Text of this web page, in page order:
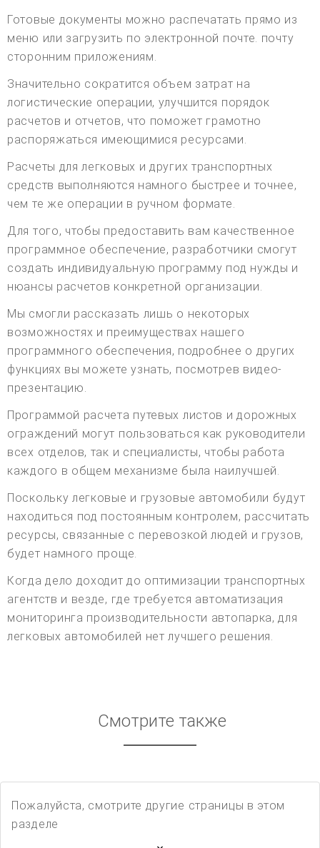
Готовые документы можно распечатать прямо из
меню или загрузить по электронной почте. почту
сторонним приложениям.
Значительно сократится объем затрат на
логистические операции, улучшится порядок
расчетов и отчетов, что поможет грамотно
распоряжаться имеющимися ресурсами.
Расчеты для легковых и других транспортных
средств выполняются намного быстрее и точнее,
чем те же операции в ручном формате.
Для того, чтобы предоставить вам качественное
программное обеспечение, разработчики смогут
создать индивидуальную программу под нужды и
нюансы расчетов конкретной организации.
Мы смогли рассказать лишь о некоторых
возможностях и преимуществах нашего
программного обеспечения, подробнее о других
функциях вы можете узнать, посмотрев видео-
презентацию.
Программой расчета путевых листов и дорожных
ограждений могут пользоваться как руководители
всех отделов, так и специалисты, чтобы работа
каждого в общем механизме была наилучшей.
Поскольку легковые и грузовые автомобили будут
находиться под постоянным контролем, рассчитать
ресурсы, связанные с перевозкой людей и грузов,
будет намного проще.
Когда дело доходит до оптимизации транспортных
агентств и везде, где требуется автоматизация
мониторинга производительности автопарка, для
легковых автомобилей нет лучшего решения.
Смотрите также
Пожалуйста, смотрите другие страницы в этом
разделе